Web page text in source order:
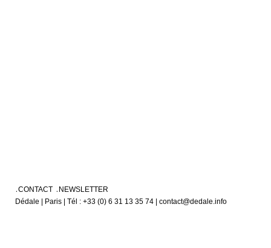
CONTACT
NEWSLETTER
Dédale | Paris | Tél : +33 (0) 6 31 13 35 74 | contact@dedale.info